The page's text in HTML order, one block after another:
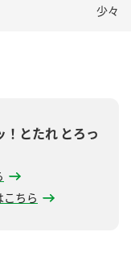
少々
！とたれ とろっ
こちら